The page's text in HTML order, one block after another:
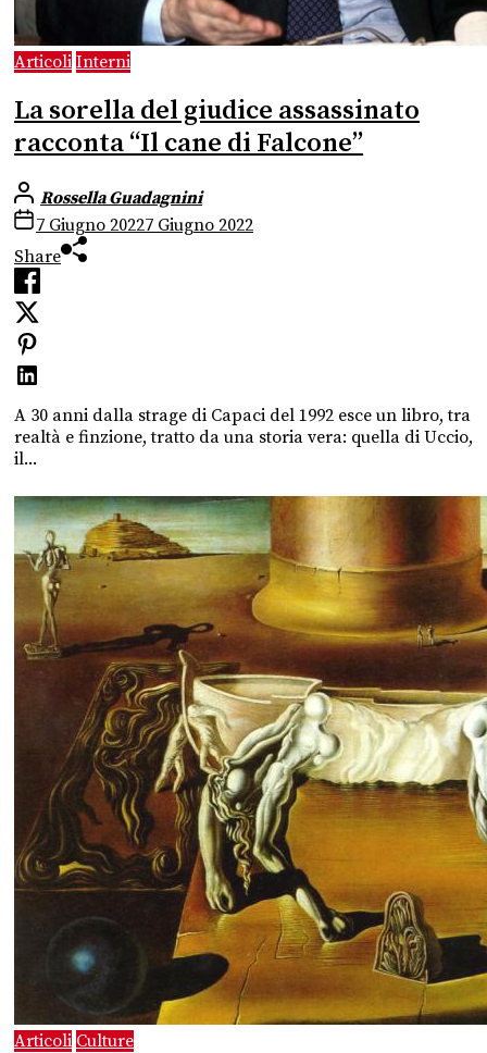
Articoli Interni
La sorella del giudice assassinato
racconta “Il cane di Falcone”
Rossella Guadagnini
7 Giugno 20227 Giugno 2022
Share
A 30 anni dalla strage di Capaci del 1992 esce un libro, tra
realtà e finzione, tratto da una storia vera: quella di Uccio,
il...
Articoli Culture